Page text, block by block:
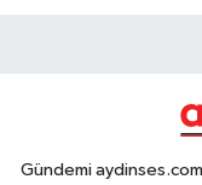
Gündemi